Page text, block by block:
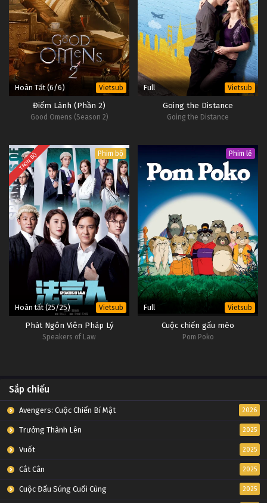
Hoàn Tất (6/6) Vietsub
Điểm Lành (Phần 2)
Good Omens (Season 2)
Full Vietsub
Going the Distance
Going the Distance
TRỌN BỘ Phim bộ
Hoàn tất (25/25) Vietsub
Phát Ngôn Viên Pháp Lý
Speakers of Law
Phim lẻ
Full Vietsub
Cuộc chiến gấu mèo
Pom Poko
Sắp chiếu
Avengers: Cuộc Chiến Bí Mật 2026
Trưởng Thành Lên 2025
Vuốt 2025
Cắt Cân 2025
Cuộc Đấu Súng Cuối Cùng 2025